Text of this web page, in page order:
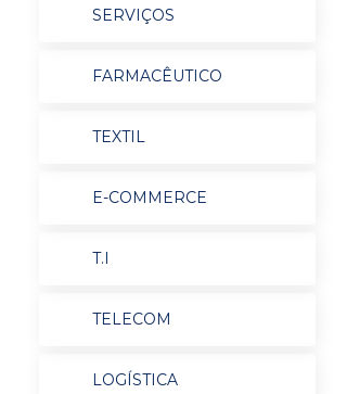
SERVIÇOS
FARMACÊUTICO
TEXTIL
E-COMMERCE
T.I
TELECOM
LOGÍSTICA